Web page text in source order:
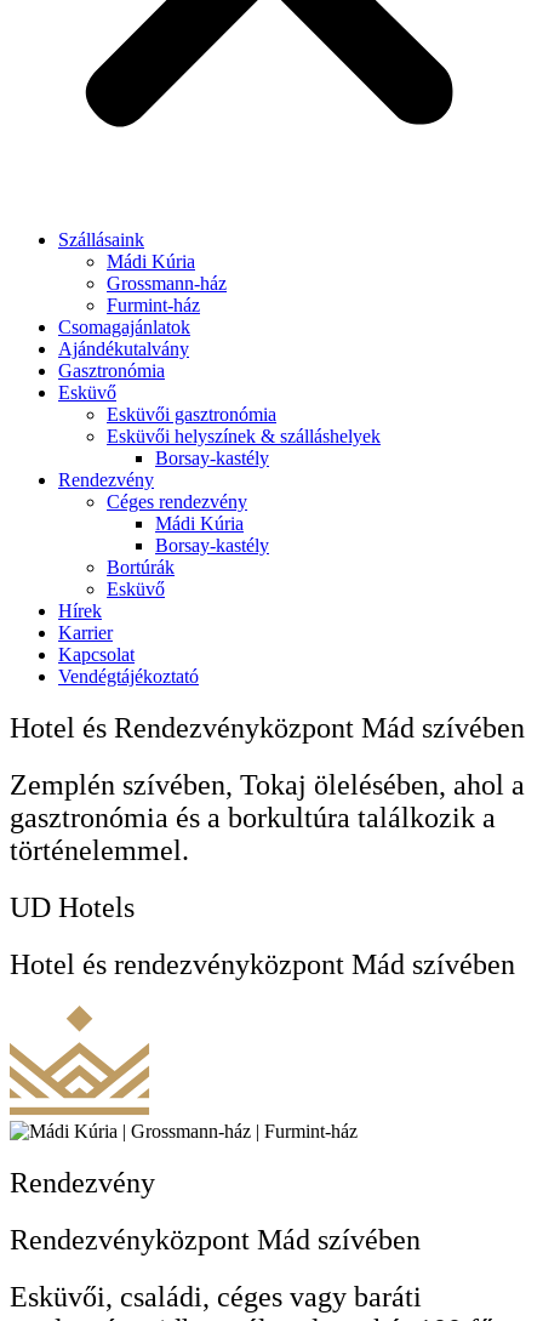
Szállásaink
Mádi Kúria
Grossmann-ház
Furmint-ház
Csomagajánlatok
Ajándékutalvány
Gasztronómia
Esküvő
Esküvői gasztronómia
Esküvői helyszínek & szálláshelyek
Borsay-kastély
Rendezvény
Céges rendezvény
Mádi Kúria
Borsay-kastély
Bortúrák
Esküvő
Hírek
Karrier
Kapcsolat
Vendégtájékoztató
Hotel és Rendezvényközpont Mád szívében
Zemplén szívében, Tokaj ölelésében, ahol a
gasztronómia és a borkultúra találkozik a
történelemmel.
UD Hotels
Hotel és rendezvényközpont Mád szívében
Rendezvény
Rendezvényközpont Mád szívében
Esküvői, családi, céges vagy baráti